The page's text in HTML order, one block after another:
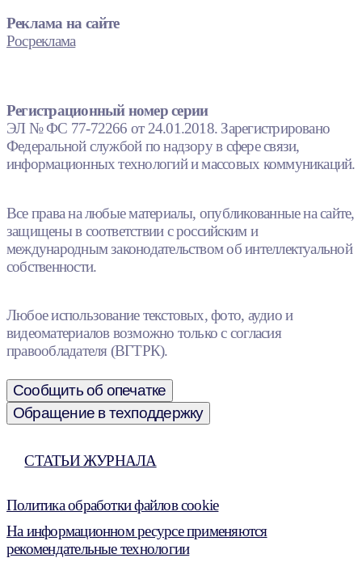
Реклама на сайте
Росреклама
Регистрационный номер серии
ЭЛ № ФС 77-72266 от 24.01.2018. Зарегистрировано
Федеральной службой по надзору в сфере связи,
информационных технологий и массовых коммуникаций.
Все права на любые материалы, опубликованные на сайте,
защищены в соответствии с российским и
международным законодательством об интеллектуальной
собственности.
Любое использование текстовых, фото, аудио и
видеоматериалов возможно только с согласия
правообладателя (ВГТРК).
Сообщить об опечатке
Обращение в техподдержку
СТАТЬИ ЖУРНАЛА
Политика обработки файлов cookie
На информационном ресурсе применяются
рекомендательные технологии